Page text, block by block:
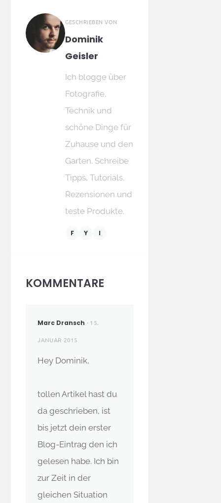
GESCHRIEBEN VON
Dominik
Geisler
Ich blogge über
Fotografie,
Technik und
schöne Dinge für
Zuhause und den
Garten. Schreibe
Tipps, Tutorials,
Rezensionen und
teste Produkte.
F Y I
KOMMENTARE
Marc Dransch · 15.
JANUAR 2015
Hey Dominik,
tollen Artikel hast du
da geschrieben, ist
bis jetzt dein erster
Blog-Eintrag den ich
gelesen habe. Ich bin
zur Zeit in der
gleichen Situation